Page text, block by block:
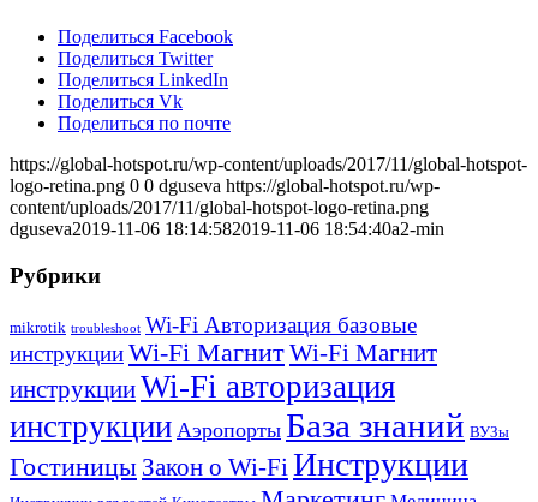
Поделиться Facebook
Поделиться Twitter
Поделиться LinkedIn
Поделиться Vk
Поделиться по почте
https://global-hotspot.ru/wp-content/uploads/2017/11/global-hotspot-
logo-retina.png 0 0 dguseva https://global-hotspot.ru/wp-
content/uploads/2017/11/global-hotspot-logo-retina.png
dguseva2019-11-06 18:14:582019-11-06 18:54:40а2-min
Рубрики
mikrotik troubleshoot Wi-Fi Авторизация базовые
инструкцииWi-Fi МагнитWi-Fi Магнит
инструкцииWi-Fi авторизация
инструкции Аэропорты База знаний ВУЗы
Гостиницы Закон о Wi-Fi Инструкции